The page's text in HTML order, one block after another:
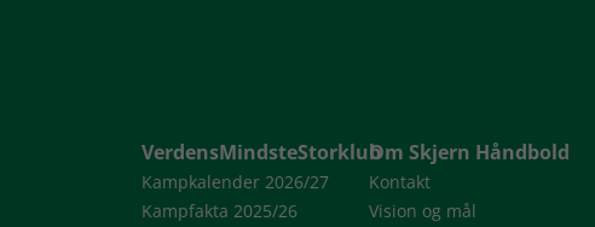
VerdensMindsteStorklub
Kampkalender 2026/27
Kampfakta 2025/26
Om Skjern Håndbold
Kontakt
Vision og mål